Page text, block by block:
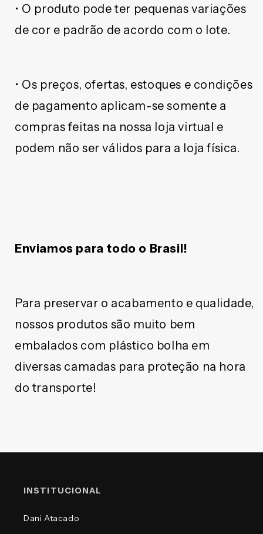
• O produto pode ter pequenas variações
de cor e padrão de acordo com o lote.
• Os preços, ofertas, estoques e condições
de pagamento aplicam-se somente a
compras feitas na nossa loja virtual e
podem não ser válidos para a loja física.
Enviamos para todo o Brasil!
Para preservar o acabamento e qualidade,
nossos produtos são muito bem
embalados com plástico bolha em
diversas camadas para proteção na hora
do transporte!
INSTITUCIONAL
Dani Atacado